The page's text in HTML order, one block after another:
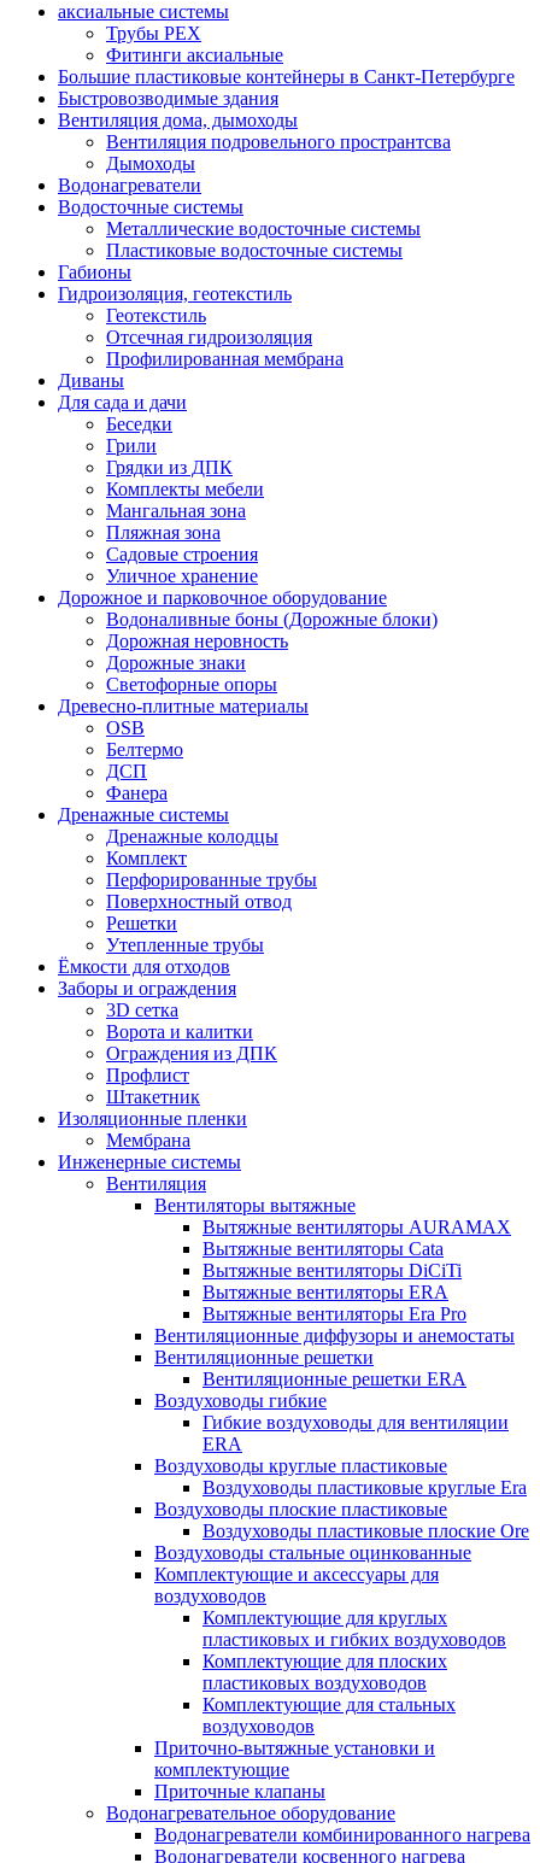
аксиальные системы
Трубы PEX
Фитинги аксиальные
Большие пластиковые контейнеры в Санкт-Петербурге
Быстровозводимые здания
Вентиляция дома, дымоходы
Вентиляция подровельного пространтсва
Дымоходы
Водонагреватели
Водосточные системы
Металлические водосточные системы
Пластиковые водосточные системы
Габионы
Гидроизоляция, геотекстиль
Геотекстиль
Отсечная гидроизоляция
Профилированная мембрана
Диваны
Для сада и дачи
Беседки
Грили
Грядки из ДПК
Комплекты мебели
Мангальная зона
Пляжная зона
Садовые строения
Уличное хранение
Дорожное и парковочное оборудование
Водоналивные боны (Дорожные блоки)
Дорожная неровность
Дорожные знаки
Светофорные опоры
Древесно-плитные материалы
OSB
Белтермо
ДСП
Фанера
Дренажные системы
Дренажные колодцы
Комплект
Перфорированные трубы
Поверхностный отвод
Решетки
Утепленные трубы
Ёмкости для отходов
Заборы и ограждения
3D сетка
Ворота и калитки
Ограждения из ДПК
Профлист
Штакетник
Изоляционные пленки
Мембрана
Инженерные системы
Вентиляция
Вентиляторы вытяжные
Вытяжные вентиляторы AURAMAX
Вытяжные вентиляторы Cata
Вытяжные вентиляторы DiCiTi
Вытяжные вентиляторы ERA
Вытяжные вентиляторы Era Pro
Вентиляционные диффузоры и анемостаты
Вентиляционные решетки
Вентиляционные решетки ERA
Воздуховоды гибкие
Гибкие воздуховоды для вентиляции
ERA
Воздуховоды круглые пластиковые
Воздуховоды пластиковые круглые Era
Воздуховоды плоские пластиковые
Воздуховоды пластиковые плоские Ore
Воздуховоды стальные оцинкованные
Комплектующие и аксессуары для
воздуховодов
Комплектующие для круглых
пластиковых и гибких воздуховодов
Комплектующие для плоских
пластиковых воздуховодов
Комплектующие для стальных
воздуховодов
Приточно-вытяжные установки и
комплектующие
Приточные клапаны
Водонагревательное оборудование
Водонагреватели комбинированного нагрева
Водонагреватели косвенного нагрева